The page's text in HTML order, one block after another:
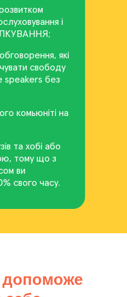
і
які
свободу
speakers без
комьюніті на
та хобі або
тому що з
ви
свого часу.
допоможе